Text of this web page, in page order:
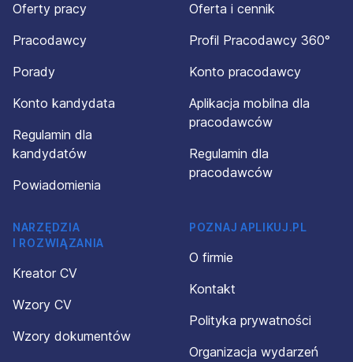
Oferty pracy
Pracodawcy
Porady
Konto kandydata
Regulamin dla
kandydatów
Powiadomienia
Oferta i cennik
Profil Pracodawcy 360°
Konto pracodawcy
Aplikacja mobilna dla
pracodawców
Regulamin dla
pracodawców
NARZĘDZIA
I ROZWIĄZANIA
Kreator CV
Wzory CV
Wzory dokumentów
POZNAJ APLIKUJ.PL
O firmie
Kontakt
Polityka prywatności
Organizacja wydarzeń